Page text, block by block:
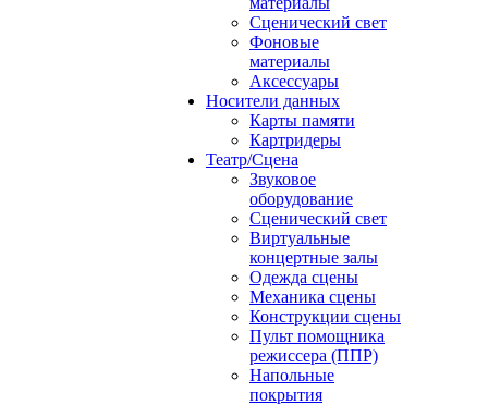
Сценический свет
Фоновые
материалы
Аксессуары
Носители данных
Карты памяти
Картридеры
Театр/Сцена
Звуковое
оборудование
Сценический свет
Виртуальные
концертные залы
Одежда сцены
Механика сцены
Конструкции сцены
Пульт помощника
режиссера (ППР)
Напольные
покрытия